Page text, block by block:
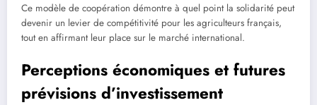
Ce modèle de coopération démontre à quel point la solidarité peut
devenir un levier de compétitivité pour les agriculteurs français,
tout en affirmant leur place sur le marché international.
Perceptions économiques et futures
prévisions d’investissement